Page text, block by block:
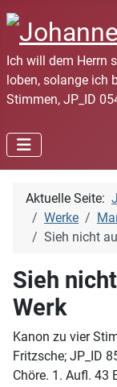
Ich will dem Herrn
loben, solange ich
Stimmen, JP_ID
Aktuelle Seite:
Werke
Sieh nicht
Sieh
Werk
Kanon zu vier
Fritzsche; JP_ID
Chöre. 1. Aufl. 43